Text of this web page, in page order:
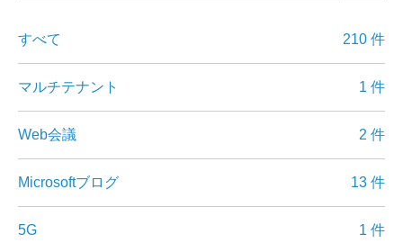
すべて 210 件
マルチテナント 1 件
Web会議 2 件
Microsoftブログ 13 件
5G 1 件